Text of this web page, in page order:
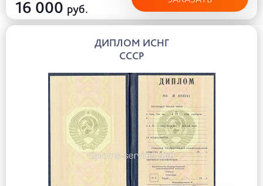
16 000 руб.
ДИПЛОМ ИСНГ
СССР